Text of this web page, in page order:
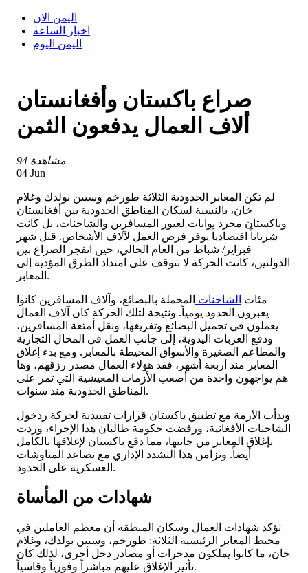
اليمن الان
اخبار الساعه
اليمن اليوم
صراع باكستان وأفغانستان
ألاف العمال يدفعون الثمن
94 مشاهدة
04 Jun
لم تكن المعابر الحدودية الثلاثة طورخم وسبين بولدك وغلام
خان، بالنسبة لسكان المناطق الحدودية بين أفغانستان
وباكستان مجرد بوابات لعبور المسافرين والشاحنات، بل كانت
شرياناً اقتصادياً يوفر فرص العمل لآلاف الأشخاص. قبل شهر
فبراير/ شباط من العام الحالي، حين انفجر الصراع بين
الدولتين، كانت الحركة لا تتوقف على امتداد الطرق المؤدية إلى
المعابر.
مئات الشاحنات المحملة بالبضائع، وآلاف المسافرين كانوا
يعبرون الحدود يومياً. ونتيجة لتلك الحركة كان آلاف العمال
يعملون في تحميل البضائع وتفريغها، ونقل أمتعة المسافرين،
ودفع العربات اليدوية، إلى جانب العمل في المحال التجارية
والمطاعم الصغيرة والأسواق المحيطة بالمعابر. ومع بدء إغلاق
المعابر منذ أربعة أشهر، فقد هؤلاء العمال مصدر رزقهم، وها
هم يواجهون واحدة من أصعب الأزمات المعيشية التي تمر على
المناطق الحدودية منذ سنوات.
وبدأت الأزمة مع تطبيق باكستان قرارات تقييدية لحركة ردخول
الشاحنات الأفغانية، ورفضت حكومة طالبان هذا الإجراء، وردت
بإغلاق المعابر من جانبها، مما دفع باكستان لإغلاقها بالكامل
أيضاً. وتزامن هذا التشدد الإداري مع تصاعد المناوشات
العسكرية على الحدود.
شهادات من المأساة
تؤكد شهادات العمال وسكان المنطقة أن معظم العاملين في
محيط المعابر الرئيسية الثلاثة: طورخم، وسبين بولدك، وغلام
خان، ما كانوا يملكون مدخرات أو مصادر دخل أخرى، لذلك كان
تأثير الإغلاق عليهم مباشراً وفورياً وقاسياً.